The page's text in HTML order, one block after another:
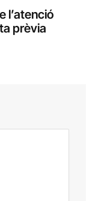
l’atenció
prèvia